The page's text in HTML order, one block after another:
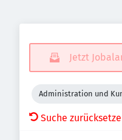
Jetzt
Administration und
Suche